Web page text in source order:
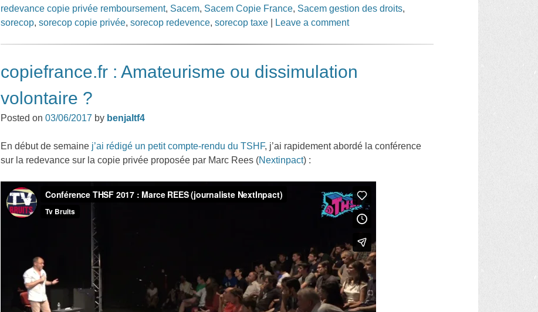
redevance copie privée remboursement, Sacem, Sacem Copie France, Sacem gestion des droits,
sorecop,sorecop copie privée,sorecop redevence,sorecop taxe Leave a comment
copiefrance.fr : Amateurisme ou dissimulation
volontaire ?
Posted on03/06/2017 by benjaltf4
En début de semaine j’ai rédigé un petit compte-rendu du TSHF, j’ai rapidement abordé la conférence
sur la redevance sur la copie privée proposée par Marc Rees (Nextinpact) :